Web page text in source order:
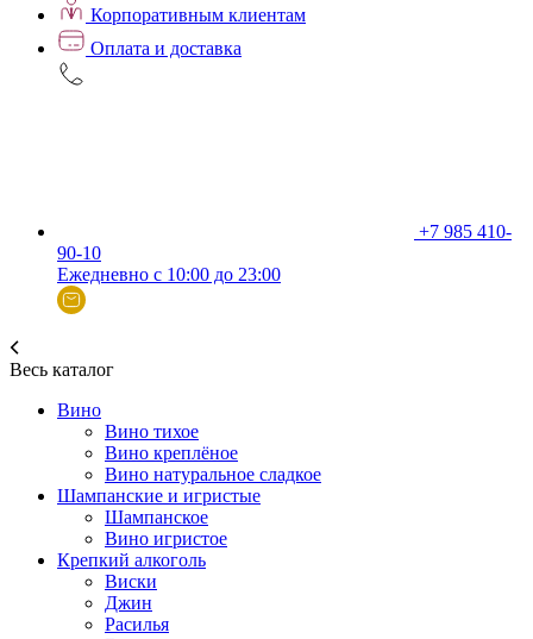
Корпоративным клиентам
Оплата и доставка
+7 985 410-
90-10
Ежедневно с 10:00 до 23:00
Весь каталог
Вино
Вино тихое
Вино креплёное
Вино натуральное сладкое
Шампанские и игристые
Шампанское
Вино игристое
Крепкий алкоголь
Виски
Джин
Расилья